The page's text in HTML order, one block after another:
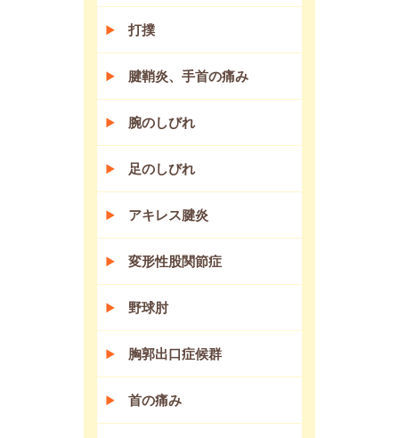
打撲
腱鞘炎、手首の痛み
腕のしびれ
足のしびれ
アキレス腱炎
変形性股関節症
野球肘
胸郭出口症候群
首の痛み